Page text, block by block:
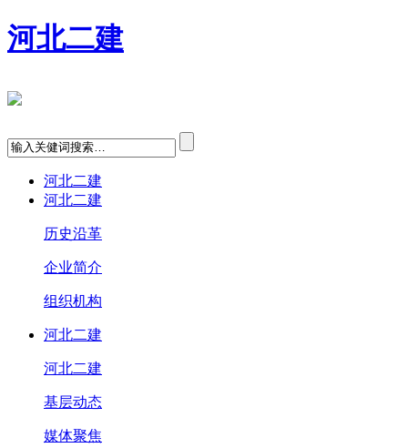
河北二建
河北二建
河北二建
历史沿革
企业简介
组织机构
河北二建
河北二建
基层动态
媒体聚焦